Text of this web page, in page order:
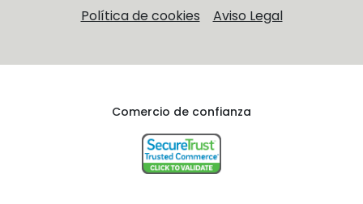
Política de cookies
Aviso Legal
Comercio de confianza